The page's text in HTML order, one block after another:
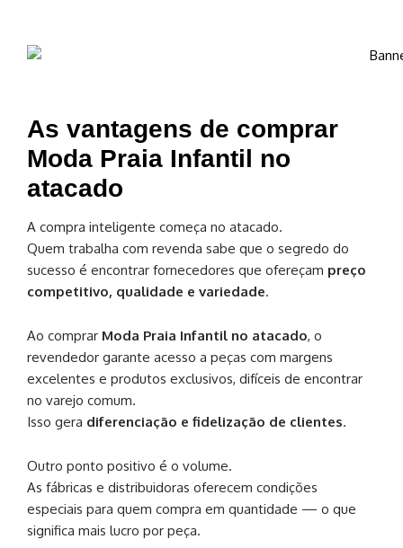
As vantagens de comprar
Moda Praia Infantil no
atacado
A compra inteligente começa no atacado.
Quem trabalha com revenda sabe que o segredo do
sucesso é encontrar fornecedores que ofereçam preço
competitivo, qualidade e variedade.
Ao comprar Moda Praia Infantil no atacado, o
revendedor garante acesso a peças com margens
excelentes e produtos exclusivos, difíceis de encontrar
no varejo comum.
Isso gera diferenciação e fidelização de clientes.
Outro ponto positivo é o volume.
As fábricas e distribuidoras oferecem condições
especiais para quem compra em quantidade — o que
significa mais lucro por peça.